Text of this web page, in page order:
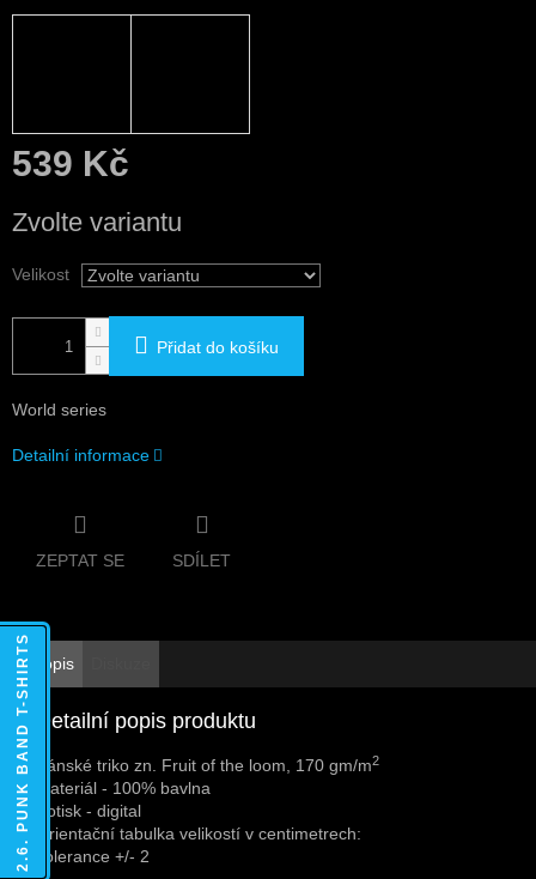
539 Kč
cena:
Zvolte variantu
Velikost
Přidat do košíku
World series
Detailní informace
ZEPTAT SE SDÍLET
Popis
Detailní popis produktu
Pánské triko zn. Fruit of the loom, 170 gm/m2
Materiál - 100% bavlna
Potisk - digital
Orientační tabulka velikostí v centimetrech:
Tolerance +/- 2
2.6. PUNK BAND T-SHIRTS